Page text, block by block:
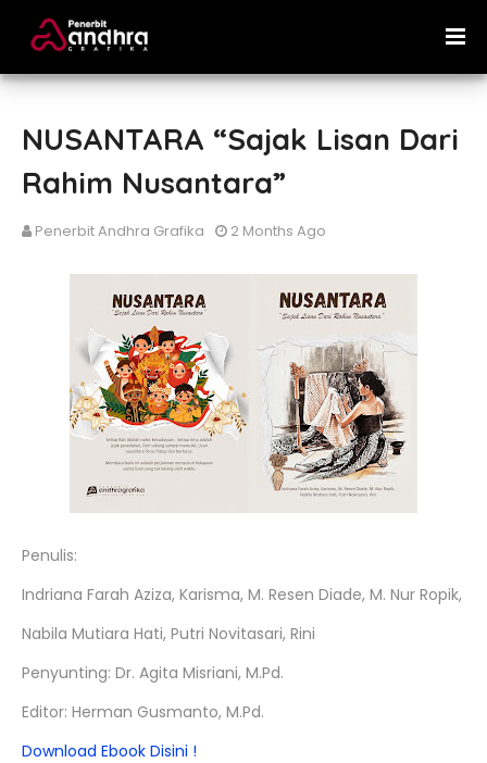
NUSANTARA “Sajak Lisan Dari
Rahim Nusantara”
Penerbit Andhra Grafika 2 Months Ago
Penulis:
Indriana Farah Aziza, Karisma, M. Resen Diade, M. Nur Ropik,
Nabila Mutiara Hati, Putri Novitasari, Rini
Penyunting: Dr. Agita Misriani, M.Pd.
Editor: Herman Gusmanto, M.Pd.
Download Ebook Disini !